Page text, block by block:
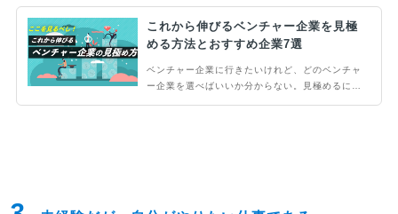
これから伸びるベンチャー企業を見極
める方法とおすすめ企業7選
ベンチャー企業に行きたいけれど、どのベンチャ
ー企業を選べばいいか分からない。見極めるには